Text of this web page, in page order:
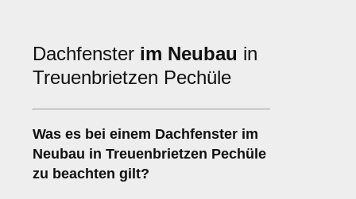
Dachfenster im Neubau in
Treuenbrietzen Pechüle
Was es bei einem Dachfenster im
Neubau in Treuenbrietzen Pechüle
zu beachten gilt?